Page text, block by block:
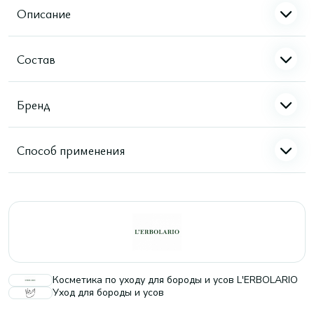
Описание
Состав
Бренд
Способ применения
Косметика по уходу для бороды и усов L'ERBOLARIO
Уход для бороды и усов